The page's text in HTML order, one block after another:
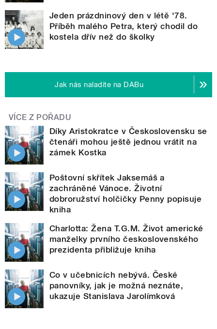
Jeden prázdninový den v létě '78.
Příběh malého Petra, který chodil do
kostela dřív než do školky
Jak nás naladíte na DABu
VÍCE Z POŘADU
Díky Aristokratce v Československu se
čtenáři mohou ještě jednou vrátit na
zámek Kostka
Poštovní skřítek Jaksemáš a
zachráněné Vánoce. Životní
dobroružství holčičky Penny popisuje
kniha
Charlotta: Žena T.G.M. Život americké
manželky prvního československého
prezidenta přibližuje kniha
Co v učebnicích nebývá. České
panovníky, jak je možná neznáte,
ukazuje Stanislava Jarolímková